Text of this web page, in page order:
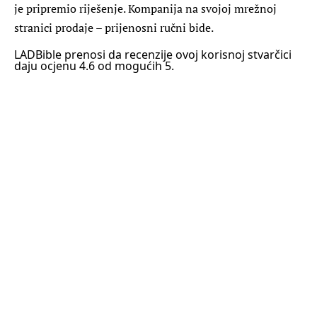
je pripremio riješenje. Kompanija na svojoj mrežnoj
stranici prodaje – prijenosni ručni bide.
LADBible prenosi da recenzije ovoj korisnoj stvarčici
daju ocjenu 4.6 od mogućih 5.